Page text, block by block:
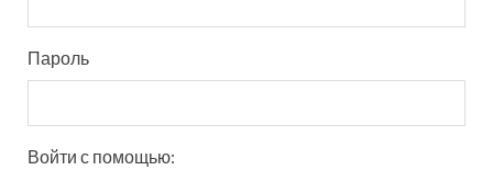
Пароль
Войти с помощью: